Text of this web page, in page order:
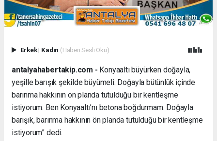
Erkek| Kadın (Haberi Sesli Oku)
antalyahabertakip.com - Konyaaltı büyürken doğayla,
yeşille barışık şekilde büyümeli. Doğayla bütünlük içinde
barınma hakkının ön planda tutulduğu bir kentleşme
istiyorum. Ben Konyaaltı’nı betona boğdurmam. Doğayla
barışık, barınma hakkının ön planda tutulduğu bir kentleşme
istiyorum” dedi.